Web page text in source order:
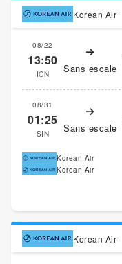
Korean Air
08/22
13:50
ICN Sans escale
08/31
01:25
SIN Sans escale
Korean Air
Korean Air
Korean Air